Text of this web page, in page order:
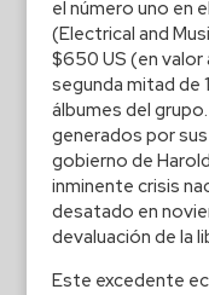
el número uno en
(Electrical and
$650 US (en valor
segunda mitad de
álbumes del
generados por
gobierno de
inminente crisis
desatado en
devaluación de la
Este excedente